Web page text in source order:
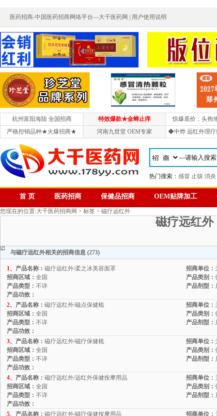
医药招商-中国医药招商网络平台—大千医药网 | 用户使用说明
杭州富阳海陆 全国招商 特效爆款★金蝉止痒
惊爆底价：头孢
严格控销品种★火爆招商★
河南九世堂 OEM专家 ◆中烨 远红外理疗
热门搜索： 感冒 止咳 消炎
首 页 医药招商 保健品招商 OEM贴牌加工
您现在的位置:大千医药招商网 > 标签 > 磁疗远红外
磁疗远红外
与磁疗远红外相关的招商信息 (273)
1、 产品名称： 磁疗远红外/柔之冰美容面罩 招商单位：
招商区域： 全国 产品类别：
产品类型： 不详 产品剂型：
产品功效：
2、 产品名称： 磁疗远红外/磁点保健梳 招商单位：
招商区域： 全国 产品类别：
产品类型： 不详 产品剂型：
产品功效：
3、 产品名称： 磁疗远红外/磁疗保健梳 招商单位：
招商区域： 全国 产品类别：
产品类型： 不详 产品剂型：
产品功效：
4、 产品名称： 磁疗远红外/远红外保健按摩用品 招商单位：
招商区域： 全国 产品类别：
产品类型： 不详 产品剂型：
产品功效：
5、 产品名称： 磁疗远红外/磁疗保健按摩用品 招商单位：